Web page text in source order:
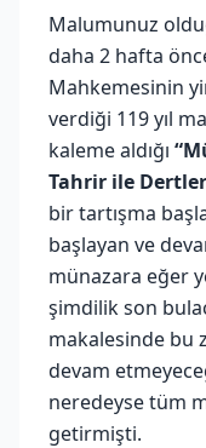
Malumunuz
daha 2 hafta
Mahkemesinin
verdiği 119 yıl
kaleme aldığı
Tahrir ile
bir tartışma
başlayan ve
münazara eğer
şimdilik son
makalesinde bu
devam
neredeyse tüm
getirmişti.